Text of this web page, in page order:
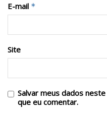
E-mail *
Site
Salvar meus dados
que eu comentar.